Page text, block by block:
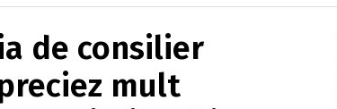
de consilier
mult